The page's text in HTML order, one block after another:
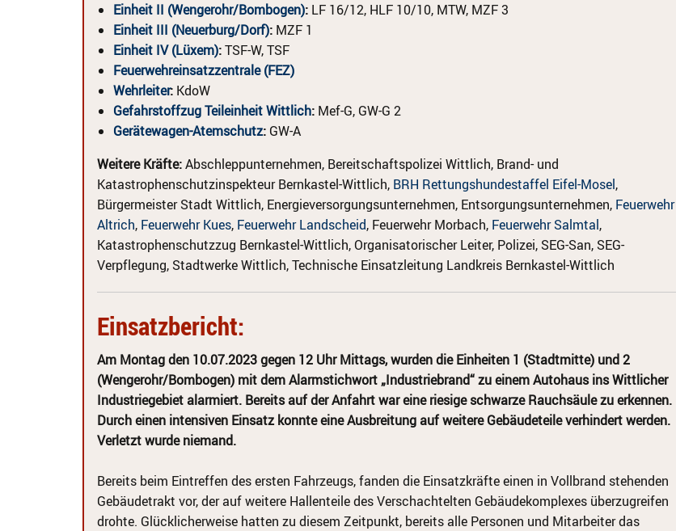
Einheit II (Wengerohr/Bombogen): LF 16/12, HLF 10/10, MTW, MZF 3
Einheit III (Neuerburg/Dorf): MZF 1
Einheit IV (Lüxem):TSF-W, TSF
Feuerwehreinsatzzentrale (FEZ)
Wehrleiter: KdoW
Gefahrstoffzug Teileinheit Wittlich: Mef-G, GW-G 2
Gerätewagen-Atemschutz: GW-A
Weitere Kräfte:Abschleppunternehmen, Bereitschaftspolizei Wittlich, Brand- und
Katastrophenschutzinspekteur Bernkastel-Wittlich, BRH Rettungshundestaffel Eifel-Mosel,
Bürgermeister Stadt Wittlich, Energieversorgungsunternehmen, Entsorgungsunternehmen, Feuerwehr
Altrich, Feuerwehr Kues, Feuerwehr Landscheid, Feuerwehr Morbach, Feuerwehr Salmtal,
Katastrophenschutzzug Bernkastel-Wittlich, Organisatorischer Leiter, Polizei, SEG-San, SEG-
Verpflegung, Stadtwerke Wittlich, Technische Einsatzleitung Landkreis Bernkastel-Wittlich
Einsatzbericht:
Am Montag den 10.07.2023 gegen 12 Uhr Mittags, wurden die Einheiten 1 (Stadtmitte) und 2
(Wengerohr/Bombogen) mit dem Alarmstichwort „Industriebrand“ zu einem Autohaus ins Wittlicher
Industriegebiet alarmiert. Bereits auf der Anfahrt war eine riesige schwarze Rauchsäule zu erkennen.
Durch einen intensiven Einsatz konnte eine Ausbreitung auf weitere Gebäudeteile verhindert werden.
Verletzt wurde niemand.
Bereits beim Eintreffen des ersten Fahrzeugs, fanden die Einsatzkräfte einen in Vollbrand stehenden
Gebäudetrakt vor, der auf weitere Hallenteile des Verschachtelten Gebäudekomplexes überzugreifen
drohte. Glücklicherweise hatten zu diesem Zeitpunkt, bereits alle Personen und Mitarbeiter das